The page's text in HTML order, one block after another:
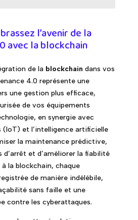
l’avenir de la
avec la blockchain
de la blockchain dans vos
4.0 représente une
une gestion plus efficace,
de vos équipements
en synergie avec
(IoT) et l’intelligence artificielle
la maintenance prédictive,
d’arrêt et d’améliorer la fiabilité
la blockchain, chaque
de manière indélébile,
sans faille et une
contre les cyberattaques.